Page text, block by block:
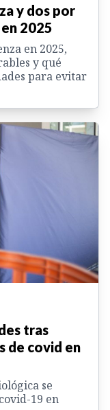
y dos por
2025
en 2025,
y qué
para evitar
tras
de covid en
se
19 en